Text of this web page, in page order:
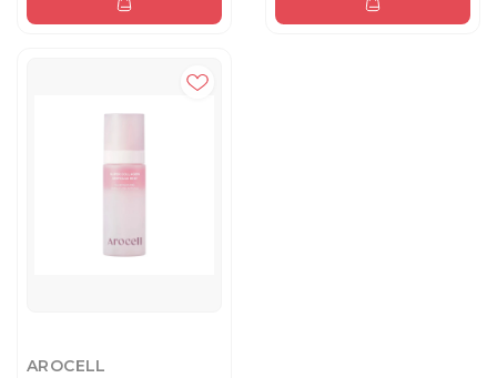
AROCELL